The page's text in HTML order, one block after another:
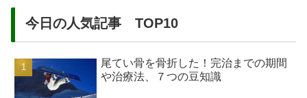
今日の人気記事 TOP10
尾てい骨を骨折した！完治までの期間
や治療法、７つの豆知識